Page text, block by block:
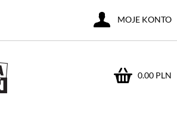
0.00 PLN
MOJE KONTO